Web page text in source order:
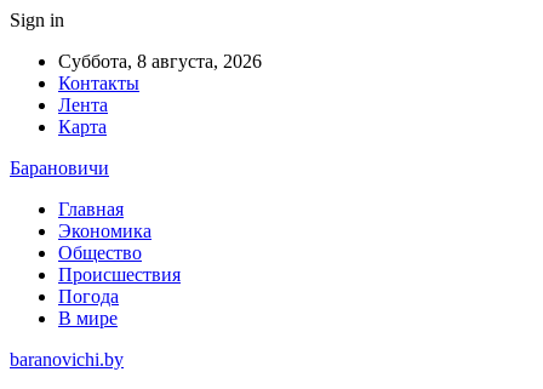
Sign in
Суббота, 8 августа, 2026
Контакты
Лента
Карта
Барановичи
Главная
Экономика
Общество
Происшествия
Погода
В мире
baranovichi.by